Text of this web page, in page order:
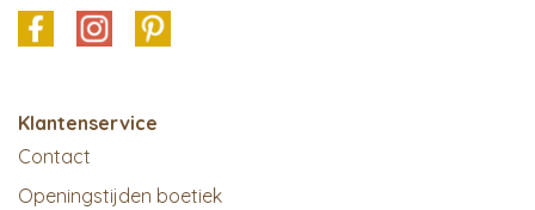
Klantenservice
Contact
Openingstijden boetiek